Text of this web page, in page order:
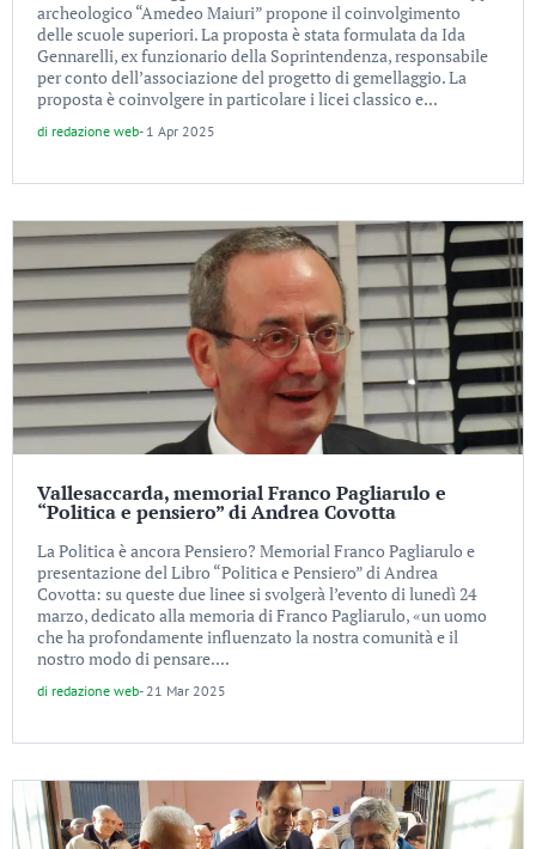
archeologico “Amedeo Maiuri” propone il coinvolgimento
delle scuole superiori. La proposta è stata formulata da Ida
Gennarelli, ex funzionario della Soprintendenza, responsabile
per conto dell’associazione del progetto di gemellaggio. La
proposta è coinvolgere in particolare i licei classico e...
di redazione web- 1 Apr 2025
Vallesaccarda, memorial Franco Pagliarulo e
“Politica e pensiero” di Andrea Covotta
La Politica è ancora Pensiero? Memorial Franco Pagliarulo e
presentazione del Libro “Politica e Pensiero” di Andrea
Covotta: su queste due linee si svolgerà l’evento di lunedì 24
marzo, dedicato alla memoria di Franco Pagliarulo, «un uomo
che ha profondamente influenzato la nostra comunità e il
nostro modo di pensare....
di redazione web- 21 Mar 2025